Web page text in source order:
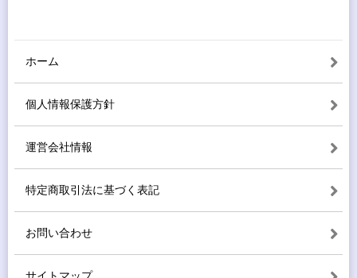
ホーム
個人情報保護方針
運営会社情報
特定商取引法に基づく表記
お問い合わせ